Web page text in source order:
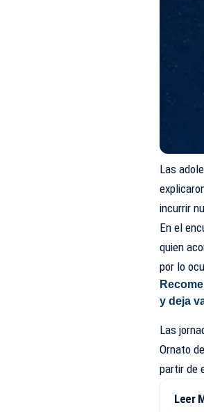
Las
incurrir
En el
quien
por lo
y deja
Las
Ornato
partir de
Leer